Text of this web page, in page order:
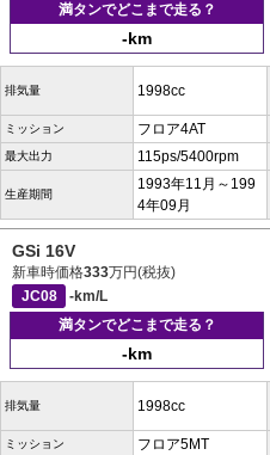
満タンでどこまで走る？
-km
排気量 1998cc
ミッション フロア4AT
最大出力 115ps/5400rpm
生産期間
1993年11月～199
4年09月
GSi 16V
新車時価格333万円(税抜)
JC08
-km/L
満タンでどこまで走る？
-km
排気量 1998cc
ミッション フロア5MT